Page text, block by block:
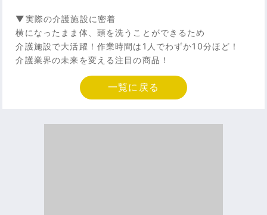
▼実際の介護施設に密着
横になったまま体、頭を洗うことができるため
介護施設で大活躍！作業時間は1人でわずか10分ほど！
介護業界の未来を変える注目の商品！
一覧に戻る